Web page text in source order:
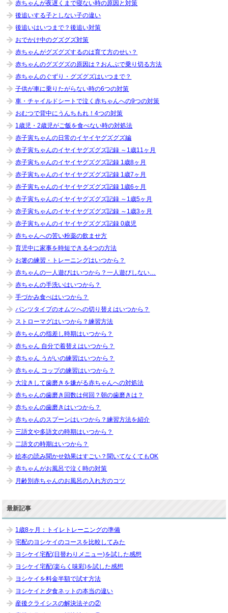
赤ちゃんが夜遅くまで寝ない時の原因と対策
後追いする子としない子の違い
後追いはいつまで？後追い対策
おでかけ中のグズグズ対策
赤ちゃんがグズグズするのは育て方のせい？
赤ちゃんのグズグズの原因は？おんぶで乗り切る方法
赤ちゃんのぐずり・グズグズはいつまで？
子供が車に乗りたがらない時の6つの対策
車・チャイルドシートで泣く赤ちゃんへの9つの対策
おむつで背中にうんちもれ！4つの対策
1歳児・2歳児がご飯を食べない時の対処法
赤子寅ちゃんの日常のイヤイヤグズグズ編
赤子寅ちゃんのイヤイヤグズグズ記録 ～1歳11ヶ月
赤子寅ちゃんのイヤイヤグズグズ記録 1歳8ヶ月
赤子寅ちゃんのイヤイヤグズグズ記録 1歳7ヶ月
赤子寅ちゃんのイヤイヤグズグズ記録 1歳6ヶ月
赤子寅ちゃんのイヤイヤグズグズ記録 ～1歳5ヶ月
赤子寅ちゃんのイヤイヤグズグズ記録 ～1歳3ヶ月
赤子寅ちゃんのイヤイヤグズグズ記録 0歳児
赤ちゃんへの苦い粉薬の飲ませ方
育児中に家事を時短できる4つの方法
お箸の練習・トレーニングはいつから？
赤ちゃんの一人遊びはいつから？一人遊びしない…
赤ちゃんの手洗いはいつから？
手づかみ食べはいつから？
パンツタイプのオムツへの切り替えはいつから？
ストローマグはいつから？練習方法
赤ちゃんの指差し時期はいつから？
赤ちゃん 自分で着替えはいつから？
赤ちゃん うがいの練習はいつから？
赤ちゃん コップの練習はいつから？
大泣きして歯磨きを嫌がる赤ちゃんへの対処法
赤ちゃんの歯磨き回数は何回？朝の歯磨きは？
赤ちゃんの歯磨きはいつから？
赤ちゃんのスプーンはいつから？練習方法を紹介
三語文や多語文の時期はいつから？
二語文の時期はいつから？
絵本の読み聞かせ効果はすごい？聞いてなくてもOK
赤ちゃんがお風呂で泣く時の対策
月齢別赤ちゃんのお風呂の入れ方のコツ
最新記事
1歳8ヶ月：トイレトレーニングの準備
宅配のヨシケイのコースを比較してみた
ヨシケイ宅配(日替わりメニュー)を試した感想
ヨシケイ宅配(楽らく味彩)を試した感想
ヨシケイを料金半額で試す方法
ヨシケイと夕食ネットの本当の違い
産後クライシスの解決法その②